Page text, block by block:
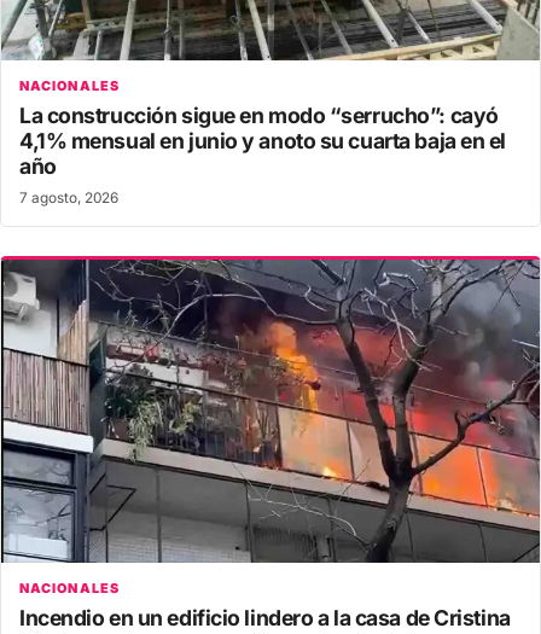
NACIONALES
La construcción sigue en modo “serrucho”: cayó
4,1% mensual en junio y anoto su cuarta baja en el
año
7 agosto, 2026
NACIONALES
Incendio en un edificio lindero a la casa de Cristina